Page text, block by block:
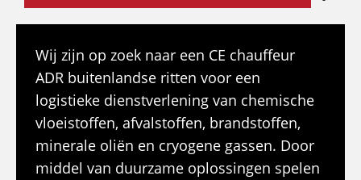
Wij zijn op zoek naar een CE chauffeur
ADR buitenlandse ritten voor een
logistieke dienstverlening van chemische
vloeistoffen, afvalstoffen, brandstoffen,
minerale oliën en cryogene gassen. Door
middel van duurzame oplossingen spelen